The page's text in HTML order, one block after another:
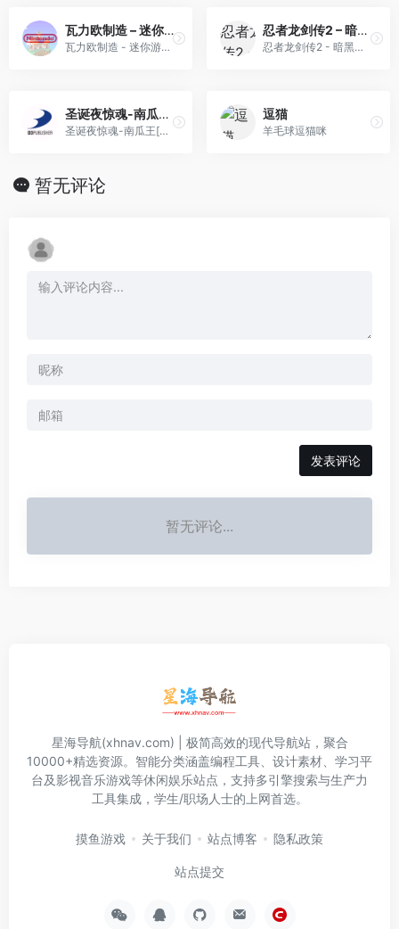
瓦力欧制造 – 迷你游戏大合集![Baicj](简)(US)(65.5Mb)
瓦力欧制造 - 迷你游戏大合集![Baicj](简)(US)(65.5Mb)
忍者龙剑传2 – 暗黑邪神剑(简)[TPU](JP)[ACT](2.56Mb)
忍者龙剑传2 - 暗黑邪神剑(简)[TPU](JP)[ACT](2.56Mb)
圣诞夜惊魂-南瓜王[Crossztc](像素)[简](JP)(64Mb)
圣诞夜惊魂-南瓜王[Crossztc](像素)[简](JP)(64Mb)
逗猫
羊毛球逗猫咪
暂无评论
发表评论
暂无评论...
星海导航(xhnav.com) | 极简高效的现代导航站，聚合
10000+精选资源。智能分类涵盖编程工具、设计素材、学习平
台及影视音乐游戏等休闲娱乐站点，支持多引擎搜索与生产力
工具集成，学生/职场人士的上网首选。
摸鱼游戏 关于我们 站点博客 隐私政策
站点提交